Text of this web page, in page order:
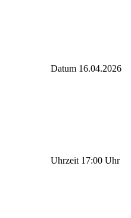
Datum 16.04.2026
Uhrzeit 17:00 Uhr